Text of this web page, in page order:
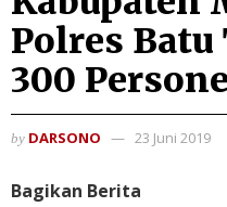
Polres
300
by DARSONO 23 Juni 2019
Bagikan Berita